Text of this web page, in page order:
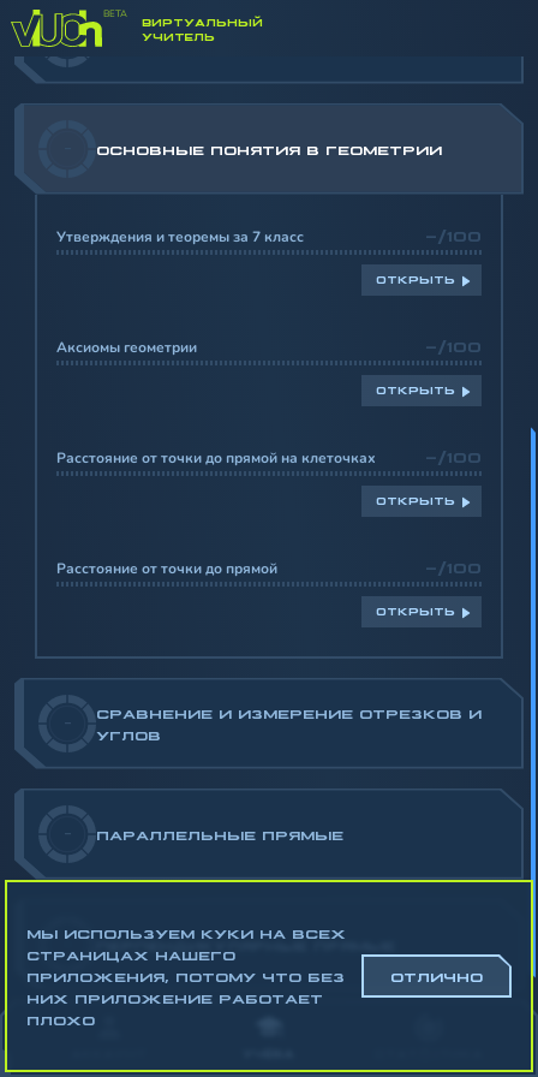
ВИРТУАЛЬНЫЙ
УЧИТЕЛЬ
- БАЗОВЫЕ ЭЛЕМЕНТЫ ГЕОМЕТРИИ
ОСНОВНЫЕ ПОНЯТИЯ В ГЕОМЕТРИИ
Утверждения и теоремы за 7 класс -/100
ОТКРЫТЬ
Аксиомы геометрии -/100
ОТКРЫТЬ
Расстояние от точки до прямой на клеточках -/100
ОТКРЫТЬ
Расстояние от точки до прямой -/100
ОТКРЫТЬ
-
СРАВНЕНИЕ И ИЗМЕРЕНИЕ ОТРЕЗКОВ И
УГЛОВ
- ПАРАЛЛЕЛЬНЫЕ ПРЯМЫЕ
Математика
Геометрия
МЫ ИСПОЛЬЗУЕМ КУКИ НА ВСЕХ
СТРАНИЦАХ НАШЕГО
ПРИЛОЖЕНИЯ, ПОТОМУ ЧТО БЕЗ
НИХ ПРИЛОЖЕНИЕ РАБОТАЕТ
ПЛОХО
ОТЛИЧНО